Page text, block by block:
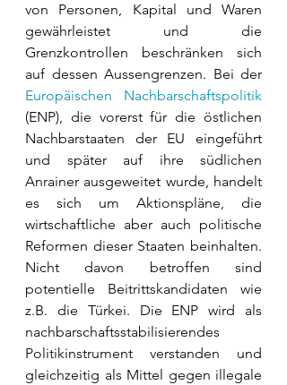
von Personen, Kapital und Waren
gewährleistet und die
Grenzkontrollen beschränken sich
Europäischen Nachbarschaftspolitik
(ENP), die vorerst für die östlichen
Nachbarstaaten der EU eingeführt
und später auf ihre südlichen
Anrainer ausgeweitet wurde, handelt
es sich um Aktionspläne, die
wirtschaftliche aber auch politische
Reformen dieser Staaten beinhalten.
Nicht davon betroffen sind
potentielle Beitrittskandidaten wie
z.B. die Türkei. Die ENP wird als
nachbarschaftsstabilisierendes
Politikinstrument verstanden und
gleichzeitig als Mittel gegen illegale